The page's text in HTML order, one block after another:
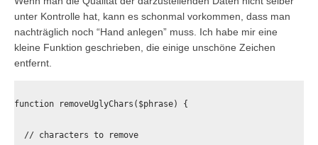
unter Kontrolle hat, kann es schonmal vorkommen, dass man
nachträglich noch “Hand anlegen” muss. Ich habe mir eine
kleine Funktion geschrieben, die einige unschöne Zeichen
entfernt.
function removeUglyChars($phrase) {
  // characters to remove